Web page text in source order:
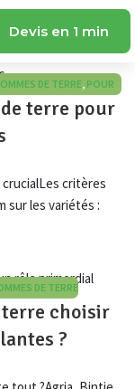
Devis en 1 min
DE TERRE, POUR
terre pour
critères
sur les variétés :
DE TERRE
terre choisir
?